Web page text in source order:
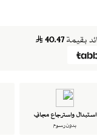
40.47
استبدال واسترجاع مجاني
بدون رسوم